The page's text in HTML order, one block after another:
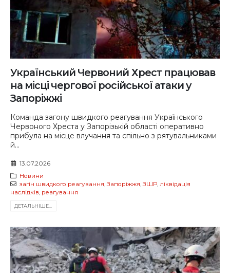
Український Червоний Хрест працював
на місці чергової російської атаки у
Запоріжжі
Команда загону швидкого реагування Українського
Червоного Хреста у Запорізькій області оперативно
прибула на місце влучання та спільно з рятувальниками
й...
13.07.2026
Новини
загін швидкого реагування Запоріжжя ЗШР, ліквідація
наслідків реагування
ДЕТАЛЬНIШЕ...